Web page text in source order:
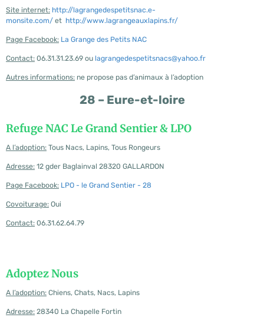
Site internet: http://lagrangedespetitsnac.e-
monsite.com/ et http://www.lagrangeauxlapins.fr/
Page Facebook: La Grange des Petits NAC
Contact: 06.31.31.23.69 ou lagrangedespetitsnacs@yahoo.fr
Autres informations: ne propose pas d’animaux à l’adoption
28 – Eure-et-loire
Refuge NAC Le Grand Sentier & LPO
A l’adoption: Tous Nacs, Lapins, Tous Rongeurs
Adresse: 12 gder Baglainval 28320 GALLARDON
Page Facebook: LPO - le Grand Sentier - 28
Covoiturage: Oui
Contact: 06.31.62.64.79
Adoptez Nous
A l’adoption: Chiens, Chats, Nacs, Lapins
Adresse: 28340 La Chapelle Fortin